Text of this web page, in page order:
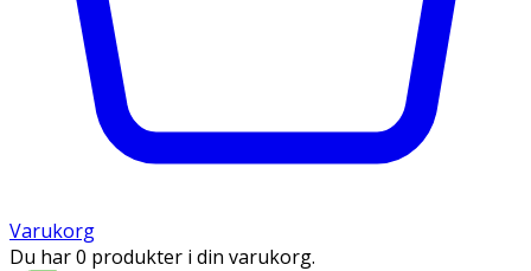
Varukorg
Du har 0 produkter i din varukorg.